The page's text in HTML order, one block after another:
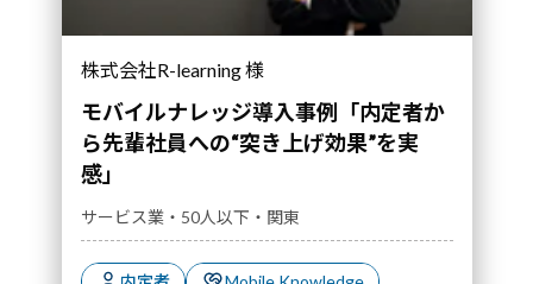
株式会社R-learning 様
モバイルナレッジ導入事例「内定者か
ら先輩社員への“突き上げ効果”を実
感」
サービス業・50人以下・関東